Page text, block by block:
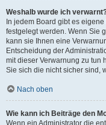
Weshalb wurde ich
In jedem Board gibt es
festgelegt werden. Wenn Sie
kann sie Ihnen eine
Entscheidung der
mit dieser Verwarnung zu tun
Sie sich die nicht sicher sind,
Nach oben
Wie kann ich Beiträge den
Wenn ein Administrator die